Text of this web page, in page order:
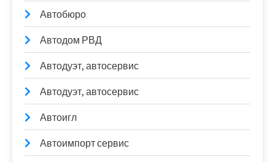
Автобюро
Автодом РВД
Автодуэт, автосервис
Автодуэт, автосервис
Автоигл
Автоимпорт сервис